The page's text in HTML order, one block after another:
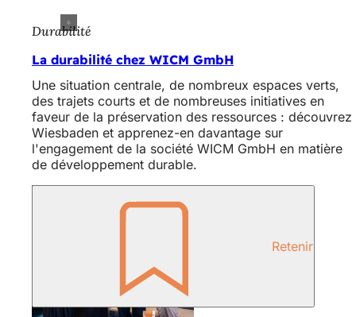
Durabilité
La durabilité chez WICM GmbH
Une situation centrale, de nombreux espaces verts,
des trajets courts et de nombreuses initiatives en
faveur de la préservation des ressources : découvrez
Wiesbaden et apprenez-en davantage sur
l'engagement de la société WICM GmbH en matière
de développement durable.
Retenir